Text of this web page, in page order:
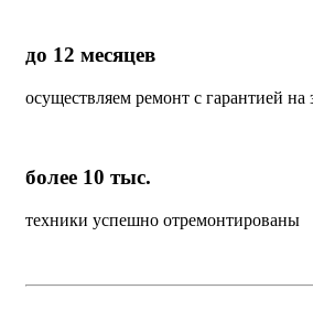
до 12 месяцев
осуществляем ремонт с гарантией на
более 10 тыс.
техники успешно отремонтированы